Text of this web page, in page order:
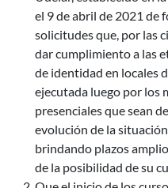
el 9 de abril de 2021 de
solicitudes que, por las
dar cumplimiento a las
de identidad en locales
ejecutada luego por los
presenciales que sean
evolución de la
brindando plazos
de la posibilidad de su